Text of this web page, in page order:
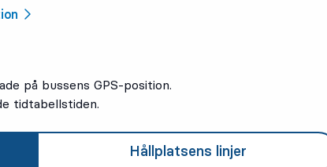
på bussens GPS-position.
tidtabellstiden.
Hållplatsens linjer